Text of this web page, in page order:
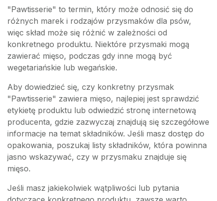
"Pawtisserie" to termin, który może odnosić się do
różnych marek i rodzajów przysmaków dla psów,
więc skład może się różnić w zależności od
konkretnego produktu. Niektóre przysmaki mogą
zawierać mięso, podczas gdy inne mogą być
wegetariańskie lub wegańskie.
Aby dowiedzieć się, czy konkretny przysmak
"Pawtisserie" zawiera mięso, najlepiej jest sprawdzić
etykietę produktu lub odwiedzić stronę internetową
producenta, gdzie zazwyczaj znajdują się szczegółowe
informacje na temat składników. Jeśli masz dostęp do
opakowania, poszukaj listy składników, która powinna
jasno wskazywać, czy w przysmaku znajduje się
mięso.
Jeśli masz jakiekolwiek wątpliwości lub pytania